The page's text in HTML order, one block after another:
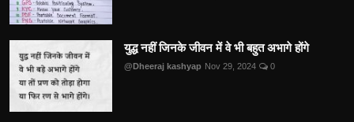
युद्ध नहीं जिनके जीवन में वे भी बहुत अभागे होंगे
@Dheeraj kashyap Nov 29, 2024 0